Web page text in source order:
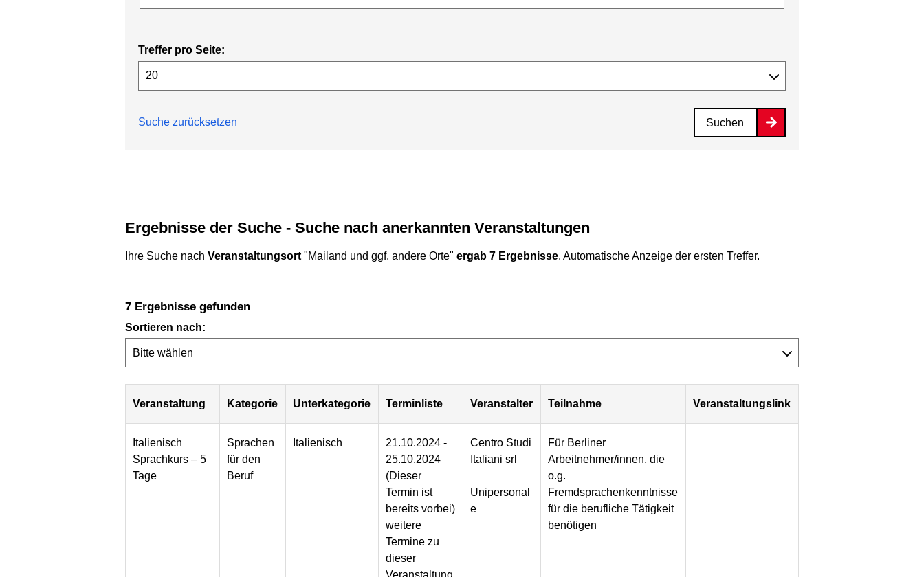
Treffer pro Seite:
Suche zurücksetzen Suchen
Ergebnisse der Suche - Suche nach anerkannten Veranstaltungen
Ihre Suche nach Veranstaltungsort "Mailand und ggf. andere Orte" ergab 7 Ergebnisse. Automatische Anzeige der ersten Treffer.
7 Ergebnisse gefunden
Sortieren nach:
Veranstaltung Kategorie Unterkategorie Terminliste Veranstalter Teilnahme Veranstaltungslink
Italienisch
Sprachkurs – 5
Tage
Sprachen
für den
Beruf
Italienisch
21.10.2024 -
25.10.2024
(Dieser
Termin ist
bereits vorbei)
weitere
Termine zu
dieser
Centro Studi
Italiani srl
Unipersonal
e
Für Berliner
Arbeitnehmer/innen, die
o.g.
Fremdsprachenkenntnisse
für die berufliche Tätigkeit
benötigen